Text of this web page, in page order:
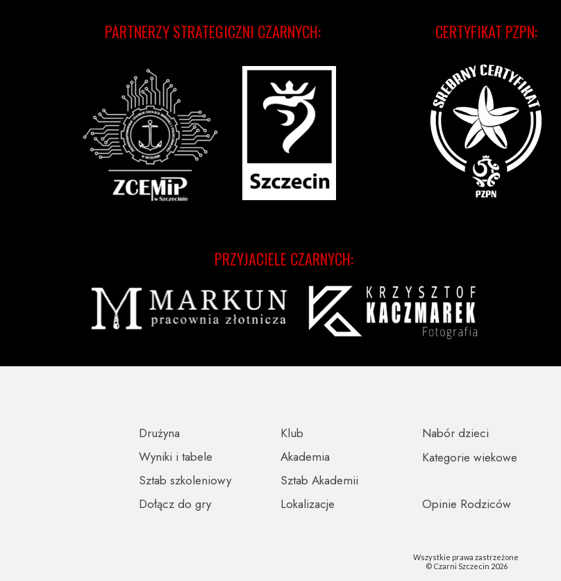
CERTYFIKAT PZPN:
PRZYJACIELE CZARNYCH:
PARTNERZY STRATEGICZNI CZARNYCH:
Wszystkie prawa zastrzeżone
© Czarni Szczecin 2026
Opinie Rodziców
Nabór dzieci
Wyniki i tabele
Kategorie wiekowe
Lokalizacje
Sztab szkoleniowy
Sztab Akademii
Dołącz do gry
Drużyna
Akademia
Klub